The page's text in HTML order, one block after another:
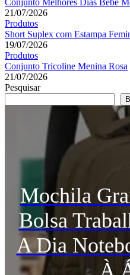
21/07/2026
Produtos
Short Suplex com Estampa
19/07/2026
Produtos
Conjunto Tricoline Menina Rosa
21/07/2026
Pesquisar
Mochila
Bolsa
A Dia
À